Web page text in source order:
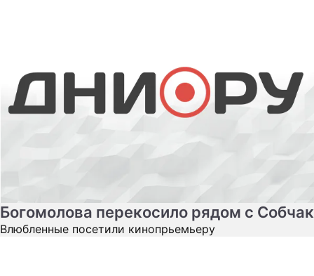
Богомолова перекосило рядом с Собчак
Влюбленные посетили кинопрьемьеру